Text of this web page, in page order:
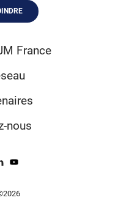
France
nous